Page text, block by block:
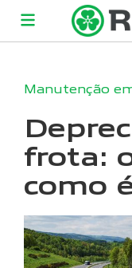
Manutenção
frota:
como